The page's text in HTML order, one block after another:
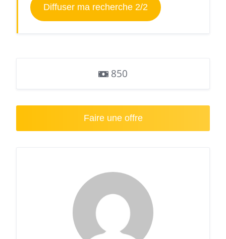
Diffuser ma recherche 2/2
850
Faire une offre